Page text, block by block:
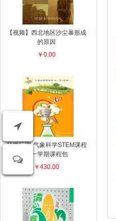
【视频】西北地区沙尘暴形成
的原因
￥0.00
科学玩家-气象科学STEM课程
第一学期课程包
￥430.00